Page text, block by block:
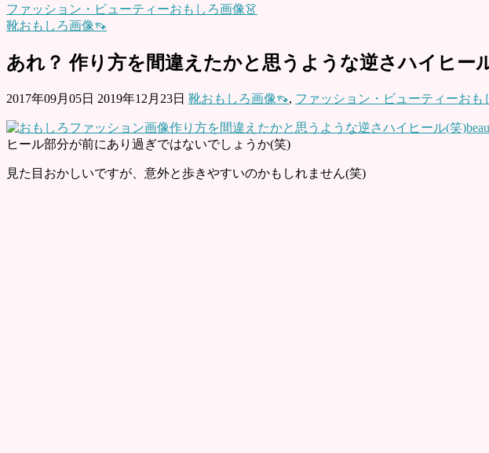
ファッション・ビューティーおもしろ画像👗
靴おもしろ画像👡
あれ？ 作り方を間違えたかと思うような逆さハイヒー
2017年09月05日 2019年12月23日 靴おもしろ画像👡, ファッション・ビューティーおも
ヒール部分が前にあり過ぎではないでしょうか(笑)
見た目おかしいですが、意外と歩きやすいのかもしれません(笑)